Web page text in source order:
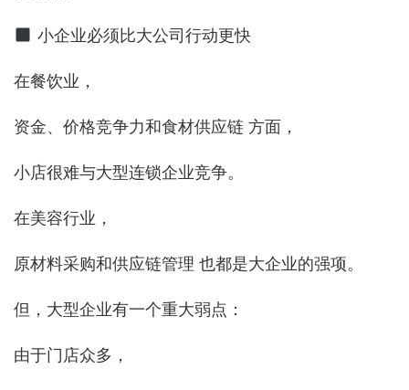
小企业必须比大公司行动更快
在餐饮业，
资金、价格竞争力和食材供应链 方面，
小店很难与大型连锁企业竞争。
在美容行业，
原材料采购和供应链管理 也都是大企业的强项。
但，大型企业有一个重大弱点：
由于门店众多，